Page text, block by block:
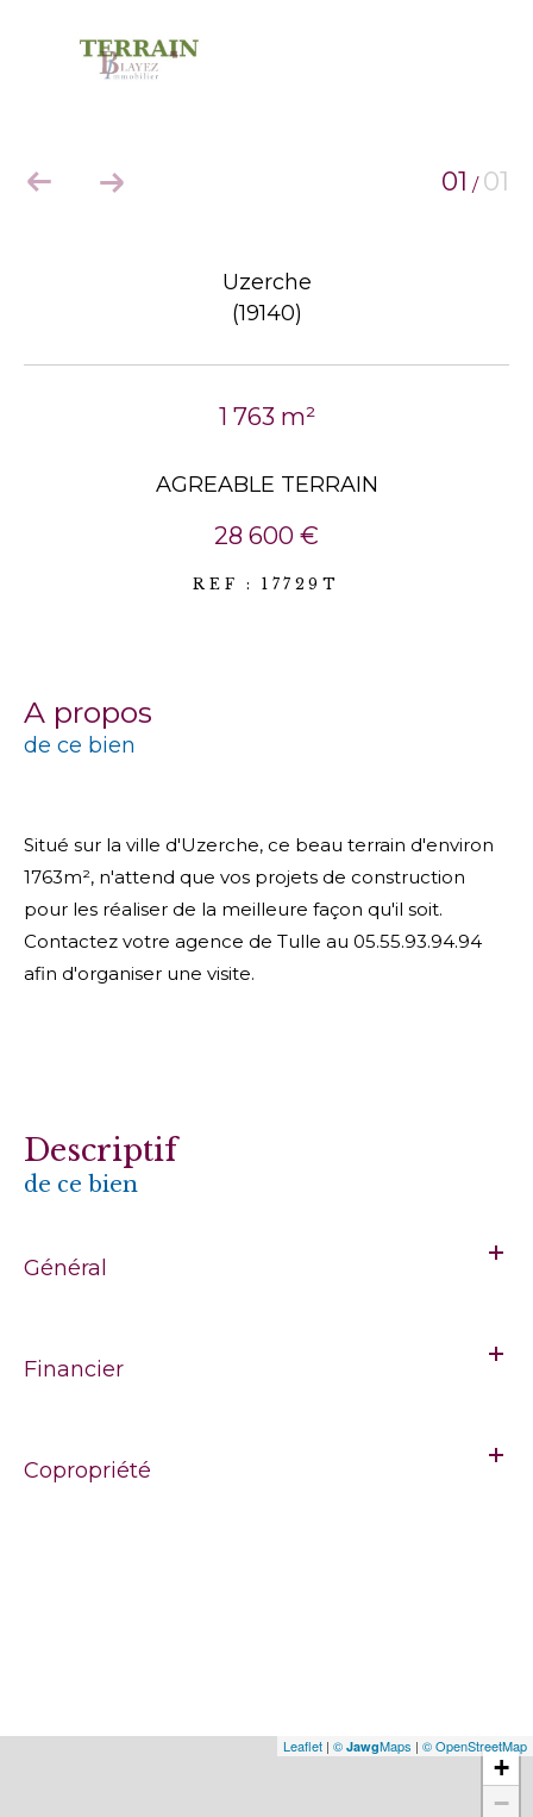
01 / 01
Uzerche
(19140)
1 763 m²
AGREABLE TERRAIN
28 600 €
REF : 17729T
a propos
de ce bien
Situé sur la ville d'Uzerche, ce beau terrain d'environ
1763m², n'attend que vos projets de construction
pour les réaliser de la meilleure façon qu'il soit.
Contactez votre agence de Tulle au 05.55.93.94.94
afin d'organiser une visite.
descriptif
de ce bien
Général
Financier
Copropriété
+
−
Leaflet | © JawgMaps | © OpenStreetMap